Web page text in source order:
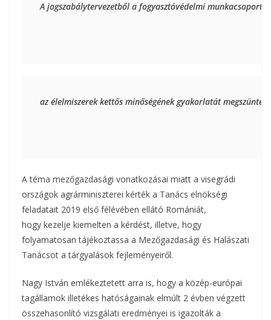
A jogszabálytervezetből a fogyasztóvédelmi
az élelmiszerek kettős minőségének gyakorlatát
A téma mezőgazdasági vonatkozásai miatt a visegrádi
országok agrárminiszterei kérték a Tanács elnökségi
feladatait 2019 első félévében ellátó Romániát,
hogy kezelje kiemelten a kérdést, illetve, hogy
folyamatosan tájékoztassa a Mezőgazdasági és Halászati
Tanácsot a tárgyalások fejleményeiről.
Nagy István emlékeztetett arra is, hogy a közép-európai
tagállamok illetékes hatóságainak elmúlt 2 évben végzett
összehasonlító vizsgálati eredményei is igazolták a